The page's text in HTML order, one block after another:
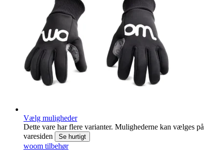
Vælg muligheder
Dette vare har flere varianter. Mulighederne kan vælges på
varesiden
Se hurtigt
woom tilbehør